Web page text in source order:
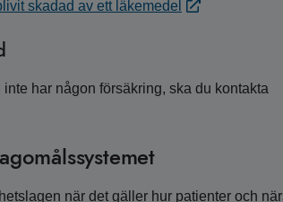
skadad av ett läkemedel
har någon försäkring, ska du kontakta
när det gäller hur patienter och